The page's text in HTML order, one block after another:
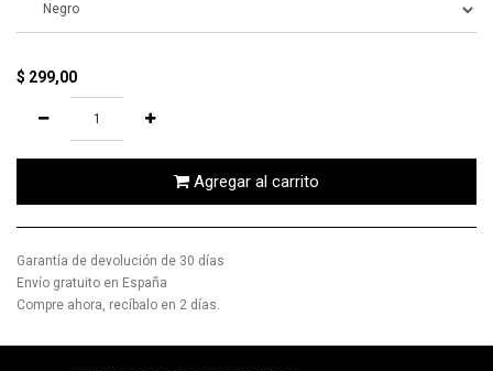
$ 299,00
Agregar al carrito
Garantía de devolución de 30 días
Envío gratuito en España
Compre ahora, recíbalo en 2 días.